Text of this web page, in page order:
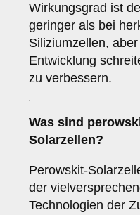
Wirkungsgrad ist
geringer als bei
Siliziumzellen,
Entwicklung
zu verbessern.
Was sind
Solarzellen?
Perowskit-
der
Technologien der